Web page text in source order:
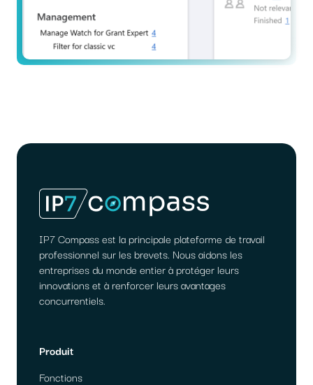
IP7 Compass est la principale plateforme de travail
professionnel sur les brevets. Nous aidons les
entreprises du monde entier à protéger leurs
innovations et à renforcer leurs avantages
concurrentiels.
Produit
Fonctions